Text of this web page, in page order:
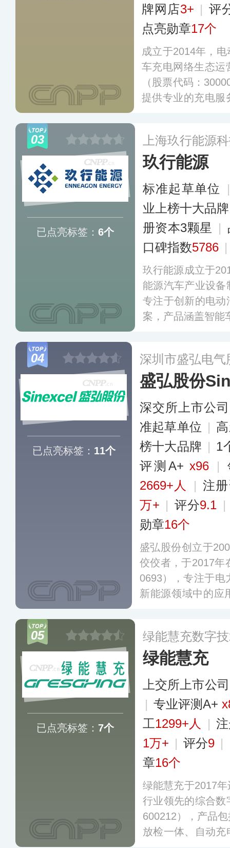
牌网店3+ | 评
点亮勋章17个
成立于2014年，
车充电网络生态运
（股票代码：
提供专业的充电服
运营终端（包括
充电网等），所
03
已点亮标签： 6个
上海玖行能源
玖行能源
标准起草单位
业上榜十大品牌
册资本3颗星
|
口碑指数5786
玖行能源成立于
能源汽车产业设
专注于创新的电
案，产品涵盖智能
多个省近百个城市
04
已点亮标签： 11个
深圳市盛弘电气
盛弘股份
深交所上市公司
准起草单位 |
榜十大品牌 | 1
评测A+ x96 |
2669+人
| 注
万+ | 评分9.1 |
勋章16个
盛弘股份创立于
佼佼者，于2017年
0693），专注于电
新能源领域中的应
行，产品覆盖全球
05
已点亮标签： 7个
绿能慧充数字
绿能慧充
上交所上市公司
| 专业评测A+
工1299+人 |
1万+ | 评分9 |
章16个
绿能慧充于2017
行业领先的综合
600212），产品
放检一体、自动